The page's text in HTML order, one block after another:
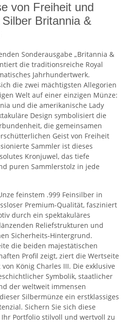
von Freiheit und
Britannia &
Sonderausgabe „Britannia &
die traditionsreiche Royal
Jahrhundertwerk.
die zwei mächtigsten Allegorien
Welt auf einer einzigen Münze:
und die amerikanische Lady
Design symbolisiert die
die gemeinsamen
Geist von Freiheit
Sammler ist dieses
Kronjuwel, das tiefe
puren Sammlerstolz in jede
feinstem .999 Feinsilber in
Premium-Qualität, fasziniert
durch ein spektakuläres
Reliefstrukturen und
Sicherheits-Hintergrund.
die beiden majestätischen
Profil zeigt, ziert die Wertseite
König Charles III. Die exklusive
Symbolik, staatlicher
der weltweit immensen
Silbermünze ein erstklassiges
Sichern Sie sich diese
Portfolio stilvoll und wertvoll zu